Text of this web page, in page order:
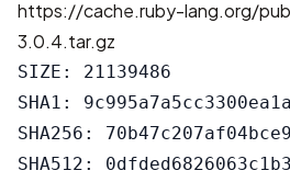
https://cache.ruby-lang.org/
3.0.4.tar.gz
SIZE: 21139486
SHA1:
SHA256: